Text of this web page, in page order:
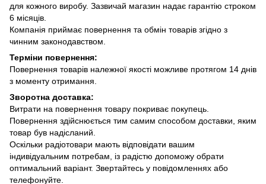
для кожного виробу. Зазвичай магазин надає гарантію строком
6 місяців.
Компанія приймає повернення та обмін товарів згідно з
чинним законодавством.
Терміни повернення:
Повернення товарів належної якості можливе протягом 14 днів
з моменту отримання.
Зворотна доставка:
Витрати на повернення товару покриває покупець.
Повернення здійснюється тим самим способом доставки, яким
товар був надісланий.
Оскільки радіотовари мають відповідати вашим
індивідуальним потребам, із радістю допоможу обрати
оптимальний варіант. Звертайтесь у повідомленнях або
телефонуйте.